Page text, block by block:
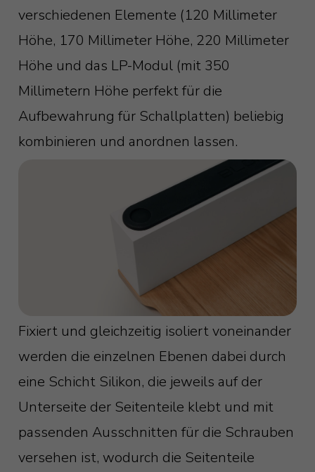
verschiedenen Elemente (120 Millimeter
Höhe, 170 Millimeter Höhe, 220 Millimeter
Höhe und das LP-Modul (mit 350
Millimetern Höhe perfekt für die
Aufbewahrung für Schallplatten) beliebig
kombinieren und anordnen lassen.
Fixiert und gleichzeitig isoliert voneinander
werden die einzelnen Ebenen dabei durch
eine Schicht Silikon, die jeweils auf der
Unterseite der Seitenteile klebt und mit
passenden Ausschnitten für die Schrauben
versehen ist, wodurch die Seitenteile